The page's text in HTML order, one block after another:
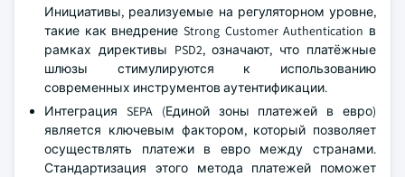
Инициативы, реализуемые на регуляторном уровне,
такие как внедрение Strong Customer Authentication в
рамках директивы PSD2, означают, что платёжные
шлюзы стимулируются к использованию
современных инструментов аутентификации.
Интеграция SEPA (Единой зоны платежей в евро)
является ключевым фактором, который позволяет
осуществлять платежи в евро между странами.
Стандартизация этого метода платежей поможет